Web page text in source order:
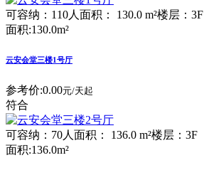
可容纳：110人 面积： 130.0 m²楼层：3F
面积:130.0m²
云安会堂三楼1号厅
参考价:0.00元/天起
符合
可容纳：70人 面积： 136.0 m²楼层：3F
面积:136.0m²